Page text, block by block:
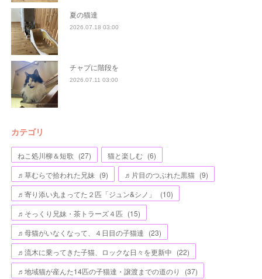
夏の猫達
2026.07.18 03:00
チャプに階段を
2026.07.11 03:00
カテゴリ
ねこ処川柳＆短歌 (27) 猫と楽しむ (6)
♬草むらで拾われた兄妹 (9) ♬片目のつぶれた黒猫 (9)
♬寄り添い丸まってた２匹「ジュン&シノ」
(10)
♬そっくり兄妹・茶トラーズ４匹 (15)
♬母猫がいなくなって、４日目の子猫達 (23)
♬流木に乗ってきた子猫、ロックな日々を更新中 (22)
♬地域猫が産んた14匹の子猫達・譲渡までの道のり
(37)